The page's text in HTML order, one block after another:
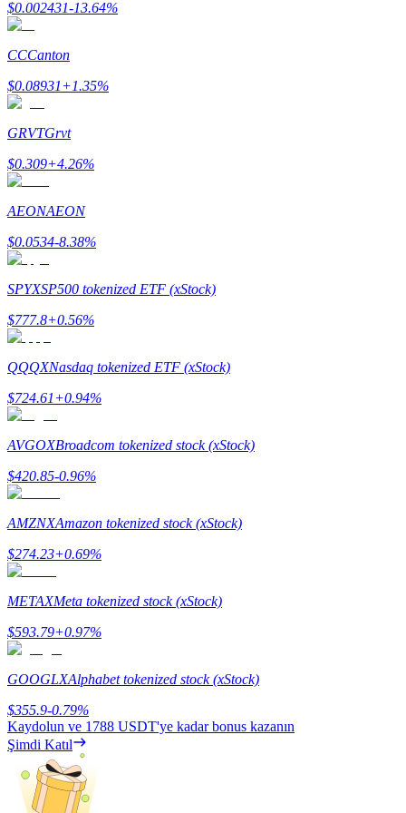
Kazan
Power Piggy
Günlük rekabetçi ödüller kazanın
Staking
Yüksek getiri ve anında erişim
Launchpool
Popüler token'lar kazanmak için esnek staking
$0.002431-13.64%
CCCanton
$0.08931+1.35%
GRVTGrvt
$0.309+4.26%
AEONAEON
$0.0534-8.38%
SPYXSP500 tokenized ETF (xStock)
$777.8+0.56%
QQQXNasdaq tokenized ETF (xStock)
$724.61+0.94%
AVGOXBroadcom tokenized stock (xStock)
$420.85-0.96%
AMZNXAmazon tokenized stock (xStock)
$274.23+0.69%
METAXMeta tokenized stock (xStock)
$593.79+0.97%
GOOGLXAlphabet tokenized stock (xStock)
$355.9-0.79%
Kaydolun ve 1788 USDT'ye kadar bonus kazanın
Şimdi Katıl